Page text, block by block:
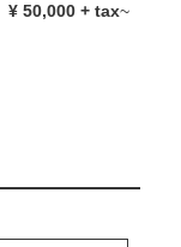
¥ 50,000 + tax~